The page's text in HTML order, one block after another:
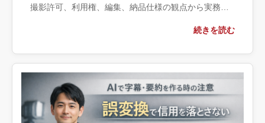
撮影許可、利用権、編集、納品仕様の観点から実務上
部へ相談する条件、相談前に用意する情報、依頼後に
続きを読む